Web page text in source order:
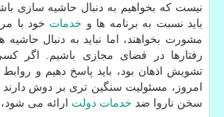
نیست كه بخواهیم به دنبال حاشیه سازی
باید نسبت به برنامه ها و خدمات خود با
مشورت بخواهند، اما نباید به دنبال
رفتارها در فضای مجازی باشیم. اگر
تشویش اذهان بود، باید پاسخ دهیم و
امروز، مسئولیت سنگین تری بر دوش دارند
سخن ناروا ضد خدمات دولت ارائه می شود،